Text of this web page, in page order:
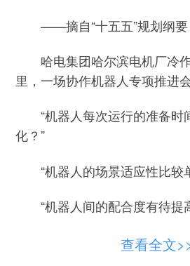
——摘自“十五五”规划纲要
哈电集团哈尔滨电机厂冷
里，一场协作机器人专项推进
“机器人每次运行的准备时
化？”
“机器人的场景适应性比较
“机器人间的配合度有待提
查看全文